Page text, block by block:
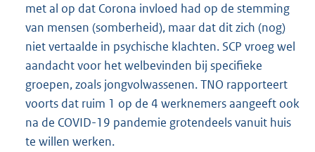
met al op dat Corona invloed had op de stemming
van mensen (somberheid), maar dat dit zich (nog)
niet vertaalde in psychische klachten. SCP vroeg wel
aandacht voor het welbevinden bij specifieke
groepen, zoals jongvolwassenen. TNO rapporteert
voorts dat ruim 1 op de 4 werknemers aangeeft ook
na de COVID-19 pandemie grotendeels vanuit huis
te willen werken.